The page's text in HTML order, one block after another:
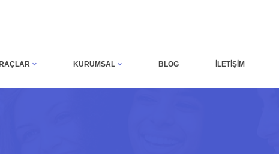
KURUMSAL BLOG İLETİŞİM